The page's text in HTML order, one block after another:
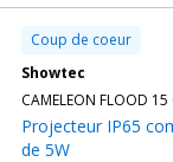
Coup de coeur
Showtec
CAMELEON FLOOD
Projecteur IP65
de 5W